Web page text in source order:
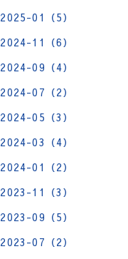
2025-01（5）
2024-11（6）
2024-09（4）
2024-07（2）
2024-05（3）
2024-03（4）
2024-01（2）
2023-11（3）
2023-09（5）
2023-07（2）